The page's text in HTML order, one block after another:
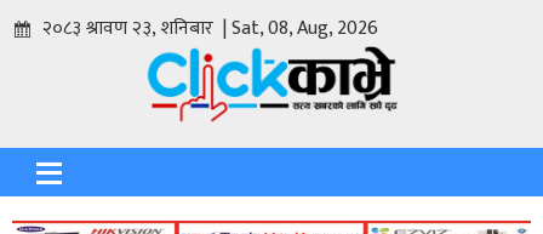
२०८३ श्रावण २३, शनिबार | Sat, 08, Aug, 2026